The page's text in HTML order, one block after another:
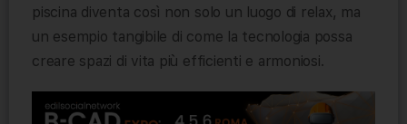
piscina diventa così non solo un luogo di relax, ma
un esempio tangibile di come la tecnologia possa
creare spazi di vita più efficienti e armoniosi.